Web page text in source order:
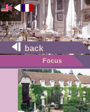
back